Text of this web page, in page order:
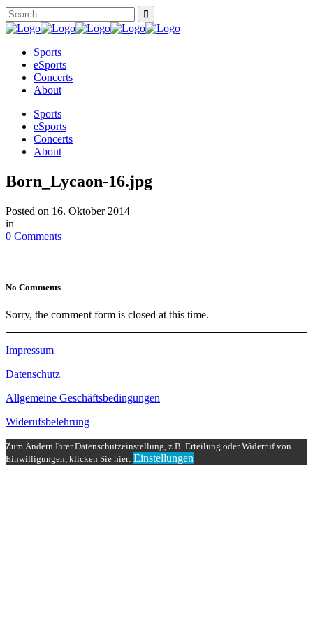
Sports
eSports
Concerts
About
Sports
eSports
Concerts
About
Born_Lycaon-16.jpg
Posted on 16. Oktober 2014
in
0 Comments
No Comments
Sorry, the comment form is closed at this time.
Impressum
Datenschutz
Allgemeine Geschäftsbedingungen
Widerufsbelehrung
Zum Ändern Ihrer Datenschutzeinstellung, z.B. Erteilung oder Widerruf von
Einwilligungen, klicken Sie hier: Einstellungen